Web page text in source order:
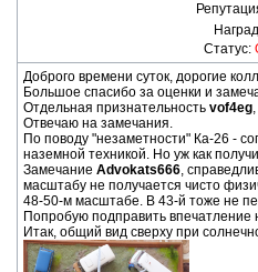
Статус:
Доброго времени суток, дорогие
Большое спасибо за оценки и
Отдельная признательность vof4eg
Отвечаю на замечания.
По поводу "незаметности" Ка-26 -
наземной техникой. Но уж как
Замечание Advokats666,
масштабу не получается чисто
48-50-м масштабе. В 43-й тоже не
Попробую подправить
Итак, общий вид сверху при